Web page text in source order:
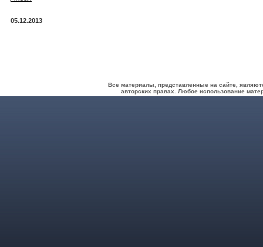
05.12.2013
Все материалы, представленные на сайте,
авторских правах. Любое использование